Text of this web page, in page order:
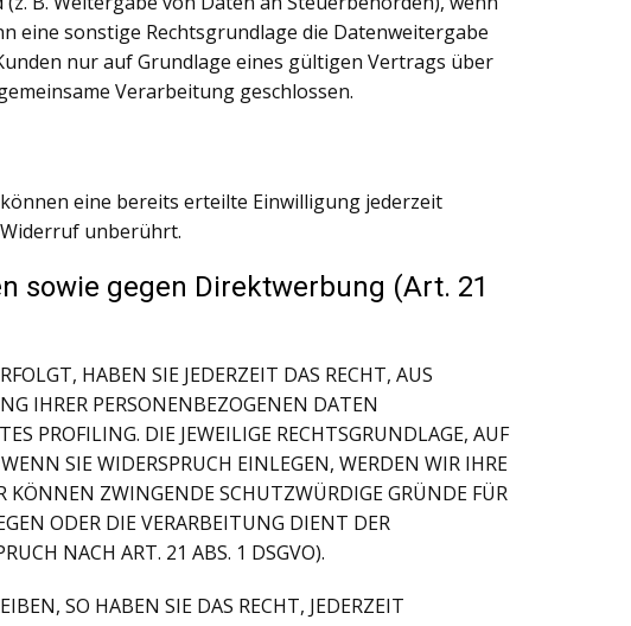
eine sonstige Rechtsgrundlage die Datenweitergabe
nur auf Grundlage eines gültigen Vertrags über
Verarbeitung geschlossen.
eine bereits erteilte Einwilligung jederzeit
unberührt.
sowie gegen Direktwerbung (Art. 21
HABEN SIE JEDERZEIT DAS RECHT, AUS
IHRER PERSONENBEZOGENEN DATEN
PROFILING. DIE JEWEILIGE RECHTSGRUNDLAGE, AUF
SIE WIDERSPRUCH EINLEGEN, WERDEN WIR IHRE
KÖNNEN ZWINGENDE SCHUTZWÜRDIGE GRÜNDE FÜR
ODER DIE VERARBEITUNG DIENT DER
NACH ART. 21 ABS. 1 DSGVO).
SO HABEN SIE DAS RECHT, JEDERZEIT